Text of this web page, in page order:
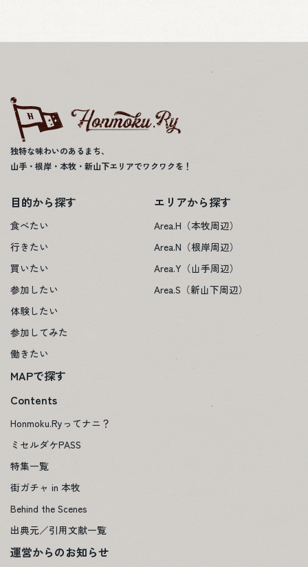
独特な味わいのあるまち、
山手・根岸・本牧・新山下エリアでワクワクを！
目的から探す
食べたい
行きたい
買いたい
参加したい
体験したい
参加してみた
働きたい
エリアから探す
Area.H（本牧周辺）
Area.N（根岸周辺）
Area.Y（山手周辺）
Area.S（新山下周辺）
MAPで探す
Contents
Honmoku.Ryってナニ？
ミセルダケPASS
特集一覧
街ガチャ in 本牧
Behind the Scenes
出典元／引用文献一覧
運営からのお知らせ